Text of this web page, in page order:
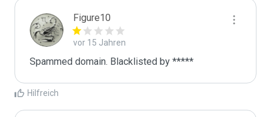
Figure10
vor 15 Jahren
Spammed domain. Blacklisted by *****
Hilfreich